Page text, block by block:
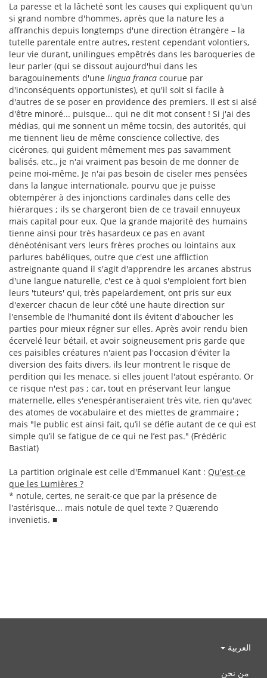
La paresse et la lâcheté sont les causes qui expliquent qu'un
si grand nombre d'hommes, après que la nature les a
affranchis depuis longtemps d'une direction étrangère – la
tutelle parentale entre autres, restent cependant volontiers,
leur vie durant, unilingues empêtrés dans les baroqueries de
leur parler (qui se dissout aujourd'hui dans les
baragouinements d'une lingua franca courue par
d'inconséquents opportunistes), et qu'il soit si facile à
d'autres de se poser en providence des premiers. Il est si aisé
d'être minoré... puisque... qui ne dit mot consent ! Si j'ai des
médias, qui me sonnent un même tocsin, des autorités, qui
me tiennent lieu de même conscience collective, des
cicérones, qui guident mêmement mes pas savamment
balisés, etc., je n'ai vraiment pas besoin de me donner de
peine moi-même. Je n'ai pas besoin de ciseler mes pensées
dans la langue internationale, pourvu que je puisse
obtempérer à des injonctions cardinales dans celle des
hiérarques ; ils se chargeront bien de ce travail ennuyeux
mais capital pour eux. Que la grande majorité des humains
tienne ainsi pour très hasardeux ce pas en avant
dénéoténisant vers leurs frères proches ou lointains aux
parlures babéliques, outre que c'est une affliction
astreignante quand il s'agit d'apprendre les arcanes abstrus
d'une langue naturelle, c'est ce à quoi s'emploient fort bien
leurs 'tuteurs' qui, très papelardement, ont pris sur eux
d'exercer chacun de leur côté une haute direction sur
l'ensemble de l'humanité dont ils évitent d'aboucher les
parties pour mieux régner sur elles. Après avoir rendu bien
écervelé leur bétail, et avoir soigneusement pris garde que
ces paisibles créatures n'aient pas l'occasion d'éviter la
diversion des faits divers, ils leur montrent le risque de
perdition qui les menace, si elles jouent l'atout espéranto. Or
ce risque n'est pas ; car, tout en préservant leur langue
maternelle, elles s'enespérantiseraient très vite, rien qu'avec
des atomes de vocabulaire et des miettes de grammaire ;
mais "le public est ainsi fait, qu’il se défie autant de ce qui est
simple qu’il se fatigue de ce qui ne l’est pas." (Frédéric
Bastiat)
La partition originale est celle d'Emmanuel Kant : Qu'est-ce
que les Lumières ?
* notule, certes, ne serait-ce que par la présence de
l'astérisque... mais notule de quel texte ? Quærendo
invenietis. ■
العربية
من نحن